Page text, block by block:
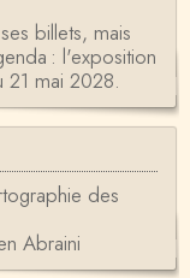
billets, mais
: l'exposition
21 mai 2028.
des
Abraini